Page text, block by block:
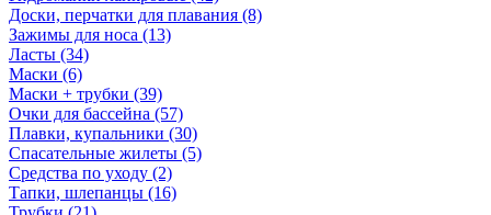
Доски, перчатки для плавания (8)
Зажимы для носа (13)
Ласты (34)
Маски (6)
Маски + трубки (39)
Очки для бассейна (57)
Плавки, купальники (30)
Спасательные жилеты (5)
Средства по уходу (2)
Тапки, шлепанцы (16)